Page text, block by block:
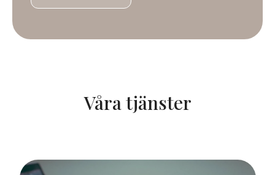
Våra tjänster